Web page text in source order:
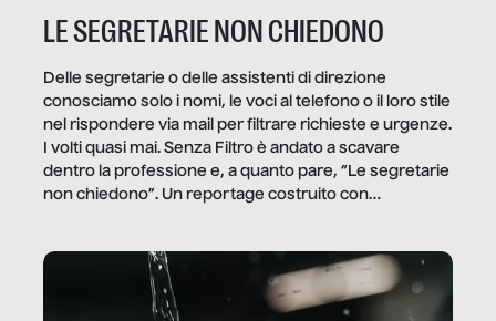
LE SEGRETARIE NON CHIEDONO
Delle segretarie o delle assistenti di direzione
conosciamo solo i nomi, le voci al telefono o il loro stile
nel rispondere via mail per filtrare richieste e urgenze.
I volti quasi mai. Senza Filtro è andato a scavare
dentro la professione e, a quanto pare, “Le segretarie
non chiedono”. Un reportage costruito con